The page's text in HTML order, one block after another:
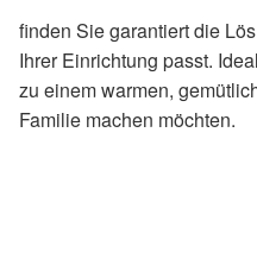
Familie machen möchten.